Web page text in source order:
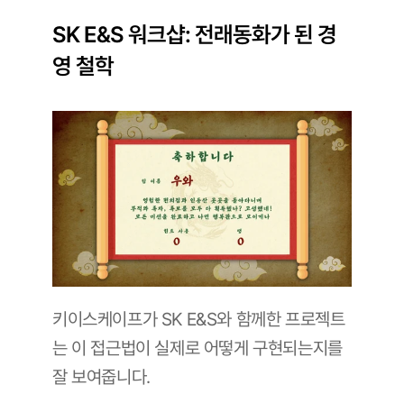
SK E&S 워크샵: 전래동화가 된 경
영 철학
키이스케이프가 SK E&S와 함께한 프로젝트
는 이 접근법이 실제로 어떻게 구현되는지를
잘 보여줍니다.